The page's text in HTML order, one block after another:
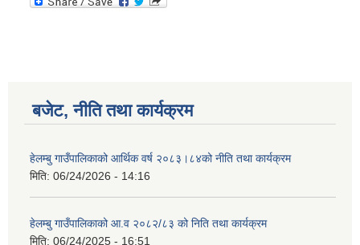
बजेट, नीति तथा कार्यक्रम
हेलम्बु गाउँपालिकाको आर्थिक वर्ष २०८३।८४को नीति तथा कार्यक्रम
मिति: 06/24/2026 - 14:16
हेलम्बु गाउँपालिकाको आ.व २०८२/८३ को निति तथा कार्यक्रम
मिति: 06/24/2025 - 16:51